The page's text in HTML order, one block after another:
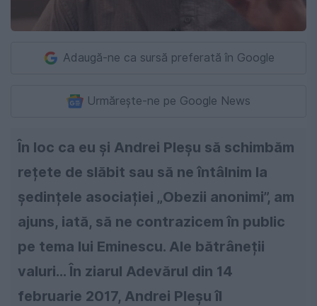
Adaugă-ne ca sursă preferată în Google
Urmărește-ne pe Google News
În loc ca eu și Andrei Pleșu să schimbăm
rețete de slăbit sau să ne întâlnim la
ședințele asociației „Obezii anonimi”, am
ajuns, iată, să ne contrazicem în public
pe tema lui Eminescu. Ale bătrâneții
valuri... În ziarul Adevărul din 14
februarie 2017, Andrei Pleșu îl